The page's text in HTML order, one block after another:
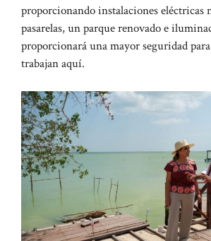
proporcionando instalaciones eléctricas
pasarelas, un parque renovado e
proporcionará una mayor seguridad
trabajan aquí.